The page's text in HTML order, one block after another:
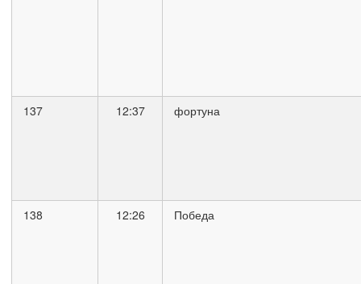
137 12:37 фортуна
138 12:26 Победа